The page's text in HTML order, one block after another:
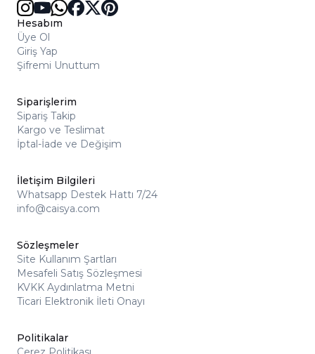
Hesabım
Üye Ol
Giriş Yap
Şifremi Unuttum
Siparişlerim
Sipariş Takip
Kargo ve Teslimat
İptal-İade ve Değişim
İletişim Bilgileri
Whatsapp Destek Hattı 7/24
info@caisya.com
Sözleşmeler
Site Kullanım Şartları
Mesafeli Satış Sözleşmesi
KVKK Aydınlatma Metni
Ticari Elektronik İleti Onayı
Politikalar